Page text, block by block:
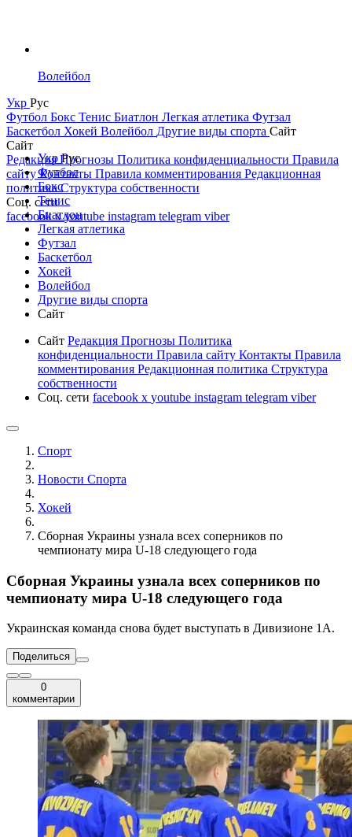
Волейбол
Укр Рус
Футбол Бокс Тенис Биатлон Легкая атлетика Футзал
Баскетбол Хокей Волейбол Другие виды спорта Сайт
Сайт
РедакцияПрогнозы Политика конфиденциальности Правила
сайтуКонтакты Правила комментирования Редакционная
политикаСтруктура собственности
Соц. сети
facebookxyoutube instagram telegram viber
УкрРус
Футбол
Бокс
Тенис
Биатлон
Легкая атлетика
Футзал
Баскетбол
Хокей
Волейбол
Другие виды спорта
Сайт
Сайт Редакция Прогнозы Политика
конфиденциальности Правила сайту Контакты Правила
комментирования Редакционная политика Структура
собственности
Соц. сети facebook x youtube instagram telegram viber
Спорт
Новости Cпорта
Хокей
Сборная Украины узнала всех соперников по
чемпионату мира U-18 следующего года
Сборная Украины узнала всех соперников по
чемпионату мира U-18 следующего года
Украинская команда снова будет выступать в Дивизионе 1A.
Поделиться
0
комментарии